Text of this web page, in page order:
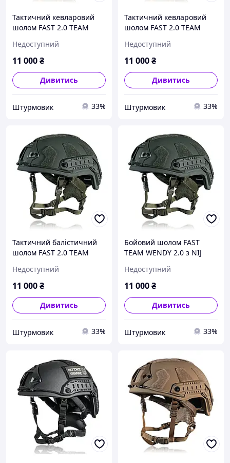
Тактичний кевларовий
шолом FAST 2.0 TEAM
Недоступний
11 000₴
Дивитись
Штурмовик 33%
Тактичний кевларовий
шолом FAST 2.0 TEAM
Недоступний
11 000₴
Дивитись
Штурмовик 33%
Тактичний балістичний
шолом FAST 2.0 TEAM
Недоступний
11 000₴
Дивитись
Штурмовик 33%
Бойовий шолом FAST
TEAM WENDY 2.0 з NIJ
Недоступний
11 000₴
Дивитись
Штурмовик 33%